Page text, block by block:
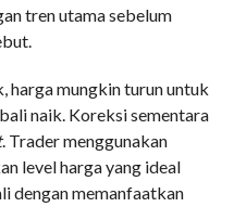
tren utama sebelum
harga mungkin turun untuk
naik. Koreksi sementara
. Trader menggunakan
level harga yang ideal
dengan memanfaatkan